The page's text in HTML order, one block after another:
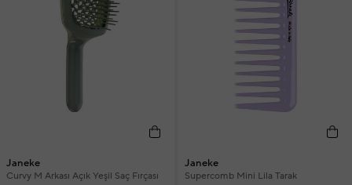
Janeke
Curvy M Arkası Açık Yeşil Saç Fırçası
Janeke
Supercomb Mini Lila Tarak